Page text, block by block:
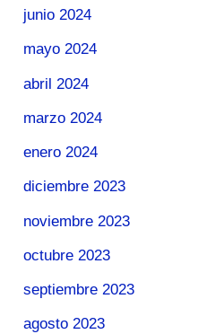
junio 2024
mayo 2024
abril 2024
marzo 2024
enero 2024
diciembre 2023
noviembre 2023
octubre 2023
septiembre 2023
agosto 2023